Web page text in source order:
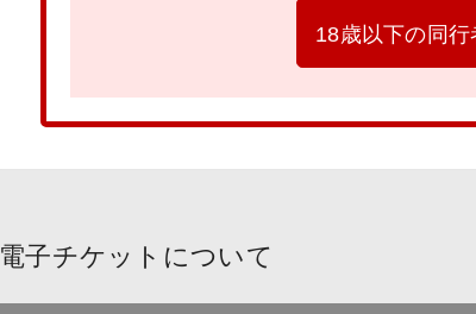
18歳以下の同
電子チケットについて